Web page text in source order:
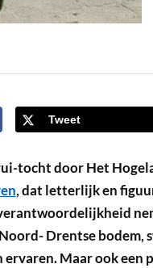
Tweet
tocht door Het
, dat letterlijk en
Drentse bodem,
Maar ook een